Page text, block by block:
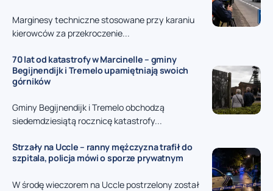
Marginesy techniczne stosowane przy karaniu
kierowców za przekroczenie...
70 lat od katastrofy w Marcinelle – gminy
Begijnendijk i Tremelo upamiętniają swoich
górników
Gminy Begijnendijk i Tremelo obchodzą
siedemdziesiątą rocznicę katastrofy...
Strzały na Uccle – ranny mężczyzna trafił do
szpitala, policja mówi o sporze prywatnym
W środę wieczorem na Uccle postrzelony został